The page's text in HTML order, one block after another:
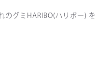
グミHARIBO(ハリボー)